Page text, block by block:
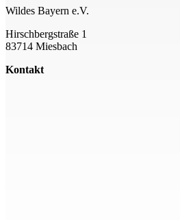
Wildes Bayern e.V.
Hirschbergstraße 1
83714 Miesbach
Kontakt